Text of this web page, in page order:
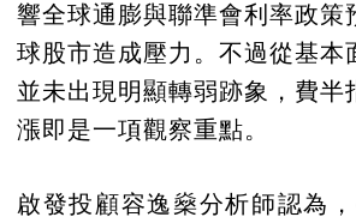
響全球通膨與聯準會利率政策
球股市造成壓力。不過從基本
並未出現明顯轉弱跡象，費半
漲即是一項觀察重點。
啟發投顧容逸燊分析師認為